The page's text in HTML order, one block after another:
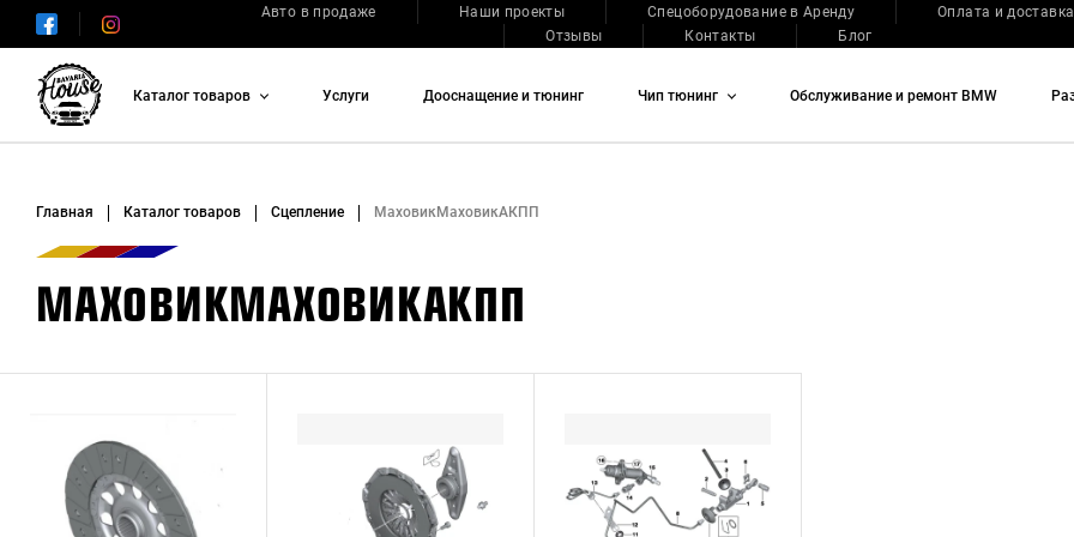
Авто в продаже Наши проекты Спецоборудование в Аренду
Оплата и доставка
Отзывы
Контакты Блог
Каталог товаров Услуги Дооснащение и тюнинг Чип тюнинг Обслуживание и ремонт BMW
Главная Каталог товаров Сцепление МаховикМаховикАКПП
МАХОВИКМАХОВИКАКПП